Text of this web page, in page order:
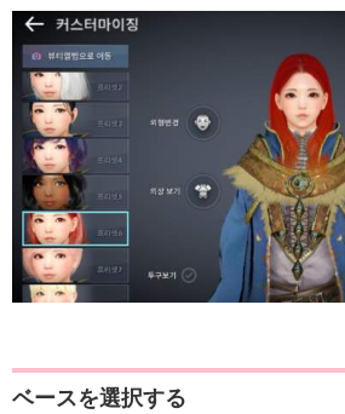
ベースを選択する